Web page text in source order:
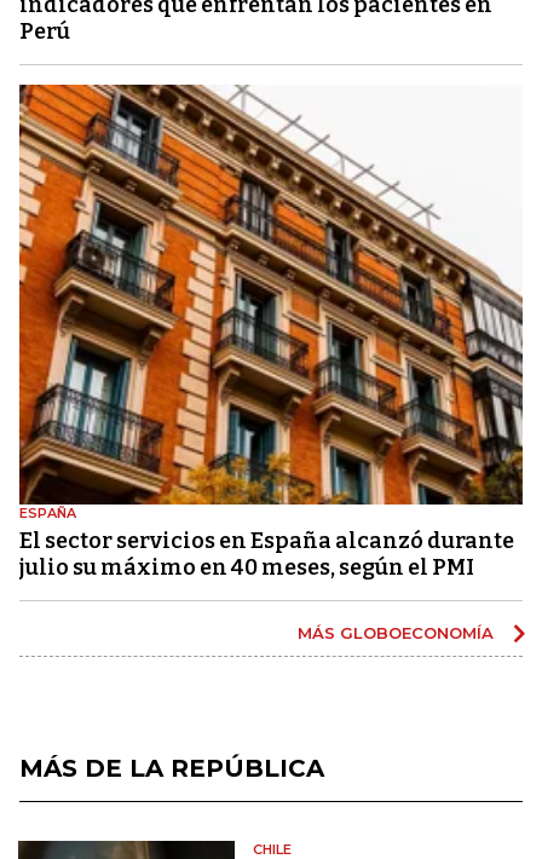
Perú
ESPAÑA
El sector servicios en España alcanzó durante
julio su máximo en 40 meses, según el PMI
MÁS GLOBOECONOMÍA
MÁS DE LA REPÚBLICA
CHILE